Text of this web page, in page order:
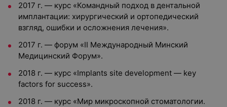
2017 г. — курс «Командный подход в дентальной
имплантации: хирургический и ортопедический
взгляд, ошибки и осложнения лечения».
2017 г. — форум «II Международный Минский
Медицинский Форум».
2018 г. — курс «Implants site development — key
factors for success».
2018 г. — курс «Мир микроскопной стоматологии.